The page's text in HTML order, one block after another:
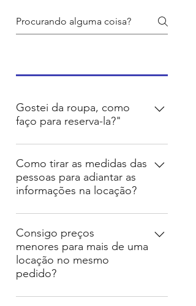
Gostei da roupa, como
faço para reserva-la?"
Nos envie uma mensagem pelo
WhatsApp, com o numero de
referencia do figurino ou adereço
que está na imagem do produto
disponibilidade.
Como tirar as medidas das
pessoas para adiantar as
informações na locação?
Usando uma fita métrica flexivel
seguir o procedimento
demonstrado na imagem abaixo:
Consigo preços
menores para mais de uma
locação no mesmo
pedido?
Sim! Quando houver mais de uma